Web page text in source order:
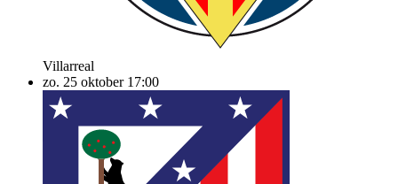
Villarreal
zo. 25 oktober 17:00